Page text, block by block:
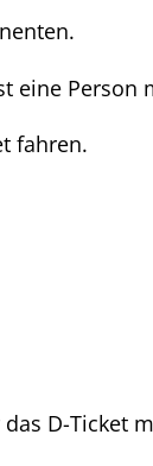
eine Person
fahren.
D-Ticket